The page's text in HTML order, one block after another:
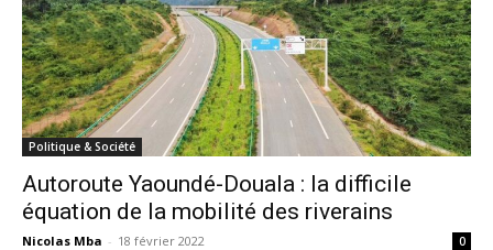
Politique & Société
Autoroute Yaoundé-Douala : la difficile
équation de la mobilité des riverains
Nicolas Mba - 18 février 2022 0